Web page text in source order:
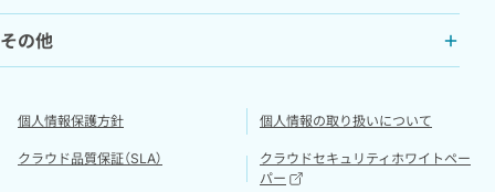
その他
個人情報保護方針 個人情報の取り扱いについて
クラウド品質保証（SLA）
クラウドセキュリティホワイトペー
パー